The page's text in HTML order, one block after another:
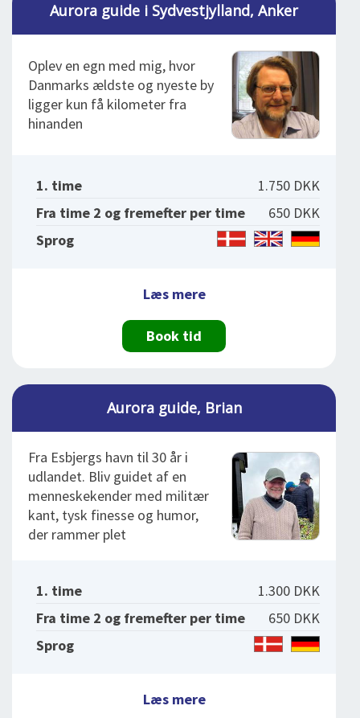
Aurora guide i Sydvestjylland, Anker
Oplev en egn med mig, hvor
Danmarks ældste og nyeste by
ligger kun få kilometer fra
hinanden
1. time
1.750 DKK
Fra time 2 og fremefter per time
650 DKK
Sprog
Læs mere
Book tid
Aurora guide, Brian
Fra Esbjergs havn til 30 år i
udlandet. Bliv guidet af en
menneskekender med militær
kant, tysk finesse og humor,
der rammer plet
1. time
1.300 DKK
Fra time 2 og fremefter per time
650 DKK
Sprog
Læs mere